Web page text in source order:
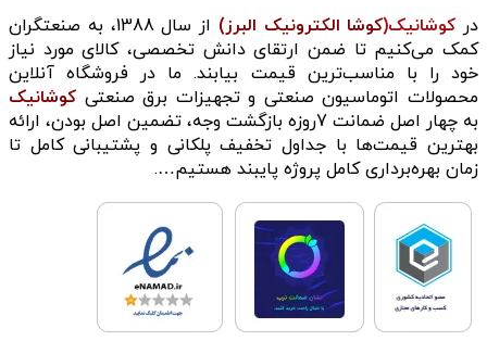
در کوشانیک(کوشا الکترونیک البرز)
از سال 1388، به صنعتگران
کمک می‌کنیم تا ضمن ارتقای دانش تخصصی، کالای مورد نیاز
خود را با مناسب‌ترین قیمت بیابند. ما در فروشگاه آنلاین
محصولات اتوماسیون صنعتی و تجهیزات برق صنعتی کوشانیک
به چهار اصل ضمانت 7روزه بازگشت وجه، تضمین اصل بودن، ارائه
بهترین قیمت‌ها با جداول تخفیف پلکانی و پشتیبانی کامل تا
زمان بهره‌برداری کامل پروژه پایبند هستیم….